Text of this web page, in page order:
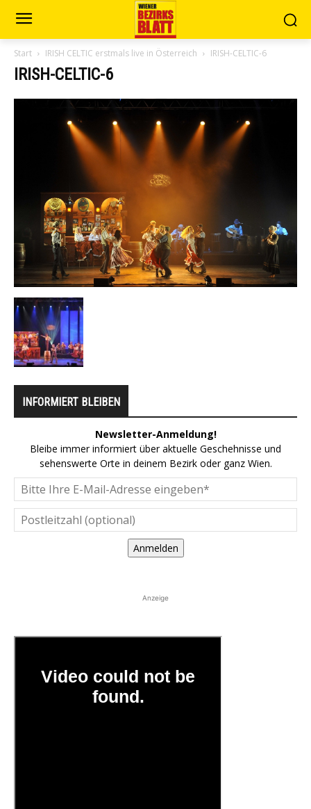
Start IRISH CELTIC erstmals live in Österreich IRISH-CELTIC-6
IRISH-CELTIC-6
INFORMIERT BLEIBEN
Newsletter-Anmeldung!
Bleibe immer informiert über aktuelle Geschehnisse und
sehenswerte Orte in deinem Bezirk oder ganz Wien.
Anmelden
Anzeige